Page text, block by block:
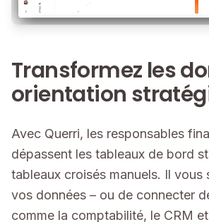
Transformez les
orientation
Avec Querri, les responsables
dépassent les tableaux de bord
tableaux croisés manuels. Il
vos données – ou de connecter
comme la comptabilité, le CRM